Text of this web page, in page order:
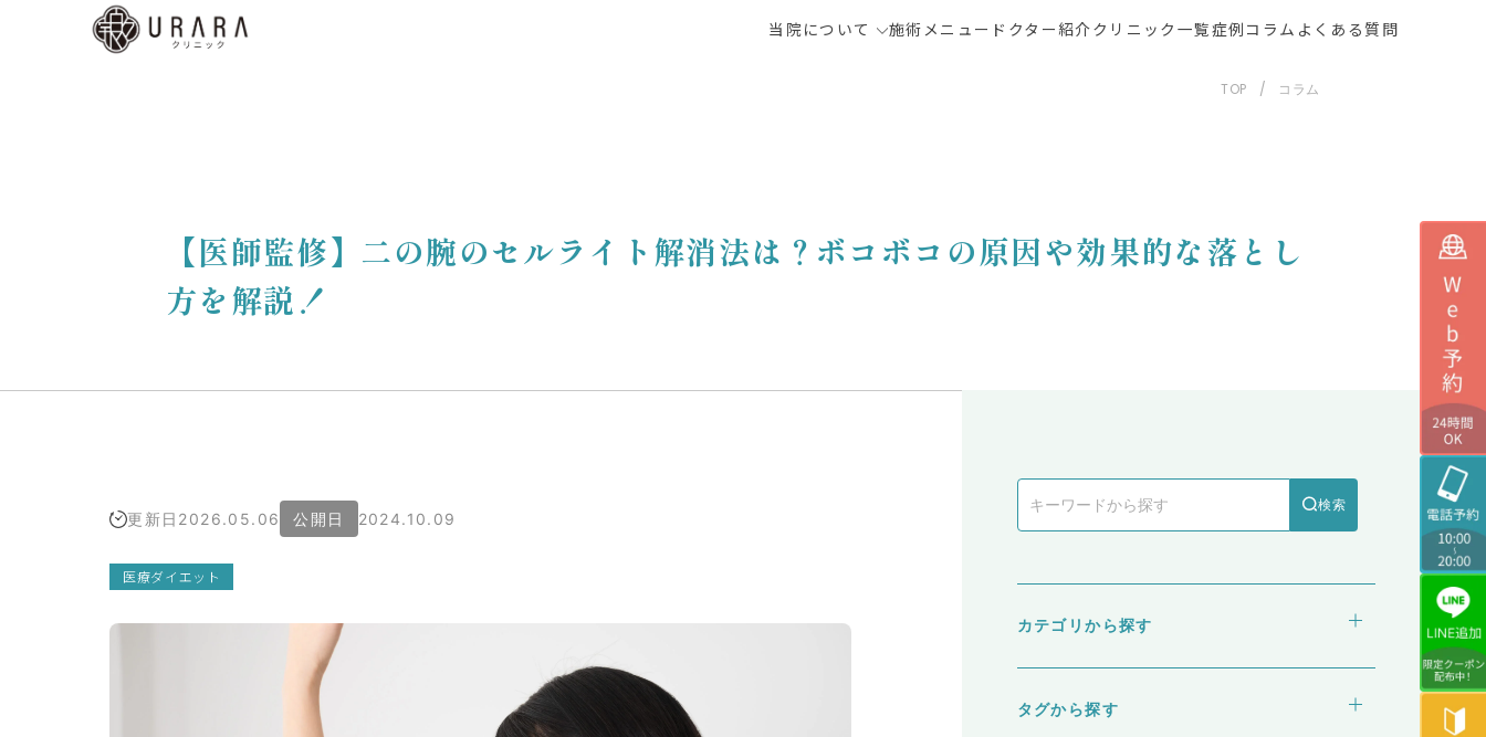
当院について 施術メニュー ドクター紹介クリニック一覧症例 コラム よくある質問
TOP コラム
【医師監修】二の腕のセルライト解消法は？ボコボコの原因や効果的な落とし
方を解説！
検索
カテゴリから探す
医療ダイエット
食とダイエット
タグから探す
更新日 2026.05.06 公開日 2024.10.09
医療ダイエット